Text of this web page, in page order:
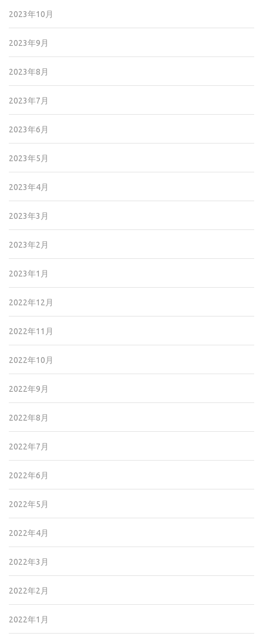
2023年10月
2023年9月
2023年8月
2023年7月
2023年6月
2023年5月
2023年4月
2023年3月
2023年2月
2023年1月
2022年12月
2022年11月
2022年10月
2022年9月
2022年8月
2022年7月
2022年6月
2022年5月
2022年4月
2022年3月
2022年2月
2022年1月